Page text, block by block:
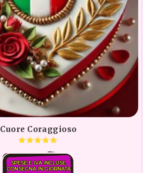
Cuore Coraggioso
SPESE E IVA INCLUSE.
CONSEGNA IN GIORNATA